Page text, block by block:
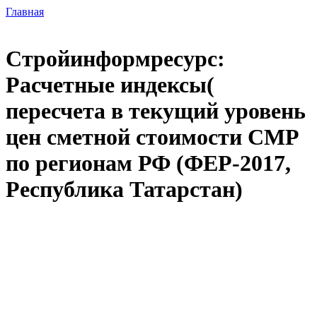
Главная
Стройинформресурс:
Расчетные индексы(
пересчета в текущий уровень
цен сметной стоимости СМР
по регионам РФ (ФЕР-2017,
Республика Татарстан)